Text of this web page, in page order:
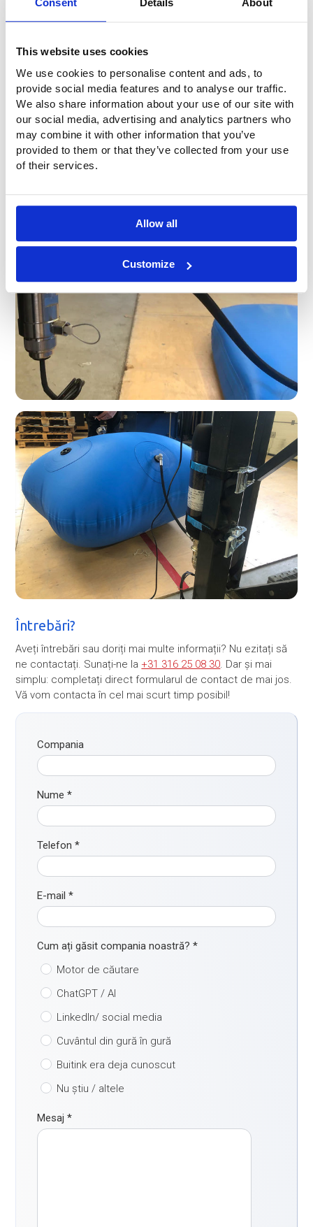
Consent Details About
This website uses cookies
We use cookies to personalise content and ads, to
provide social media features and to analyse our traffic.
We also share information about your use of our site with
our social media, advertising and analytics partners who
may combine it with other information that you’ve
provided to them or that they’ve collected from your use
of their services.
Allow all
Customize
echipeze acest sistem cu un sistem de aprindere care se
obiectul cade în mare, de exemplu).
În acest fel, după inginerie și dezvoltare, se testează dacă
sistemul funcționează așa cum a fost proiectat: Este atinsă
presiunea specificată (în acest caz 550 mbar)? Rata de
umplere este suficient de mare (în acest caz, 3-4
secunde)? Funcționează mecanismele de siguranță la
mult timp după umflare (în acest caz, 24 de ore)?
Întrebări?
Aveți întrebări sau doriți mai multe informații? Nu ezitați să
ne contactați. Sunați-ne la +31 316 25 08 30. Dar și mai
simplu: completați direct formularul de contact de mai jos.
Vă vom contacta în cel mai scurt timp posibil!
Compania
Nume*
Telefon*
E-mail*
Cum ați găsit compania noastră?*
Motor de căutare
ChatGPT / AI
LinkedIn/ social media
Cuvântul din gură în gură
Buitink era deja cunoscut
Nu știu / altele
Mesaj*